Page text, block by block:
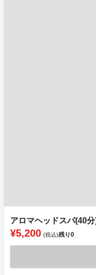
アロマヘッドスパ(40
¥5,200 (税込)残り0